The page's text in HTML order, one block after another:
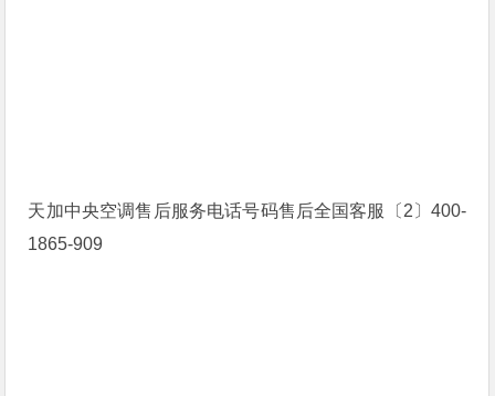
天加中央空调售后服务电话号码售后全国客服〔2〕400-
1865-909